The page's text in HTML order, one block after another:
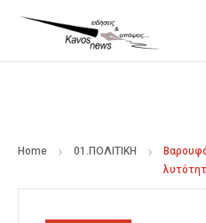
Home 01.ΠΟΛΙΤΙΚΗ